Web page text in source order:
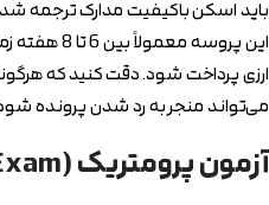
باید اسکن باکیفیت مدارک ترجمه شده
این پروسه
ارزی پرداخت شود. دقت کنید که
می‌تواند منجر به رد شدن پرونده
آزمون پرومتریک (Prometric Exam)